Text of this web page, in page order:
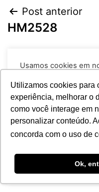
Utilizamos cookies para
experiência, melhorar o
como você interage em
personalizar conteúdo.
concorda com o uso de
Ok,
Post anterior
HM2528
TN2005
Usamos cookies em
relevante, lembrando
preferências e visitas
clicar em “Aceitar
concorda com o uso
cookies.Leia mais